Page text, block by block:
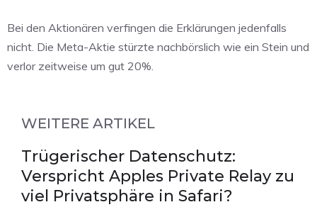
Bei den Aktionären verfingen die Erklärungen jedenfalls
nicht. Die Meta-Aktie stürzte nachbörslich wie ein Stein und
verlor zeitweise um gut 20%.
WEITERE ARTIKEL
Trügerischer Datenschutz:
Verspricht Apples Private Relay zu
viel Privatsphäre in Safari?